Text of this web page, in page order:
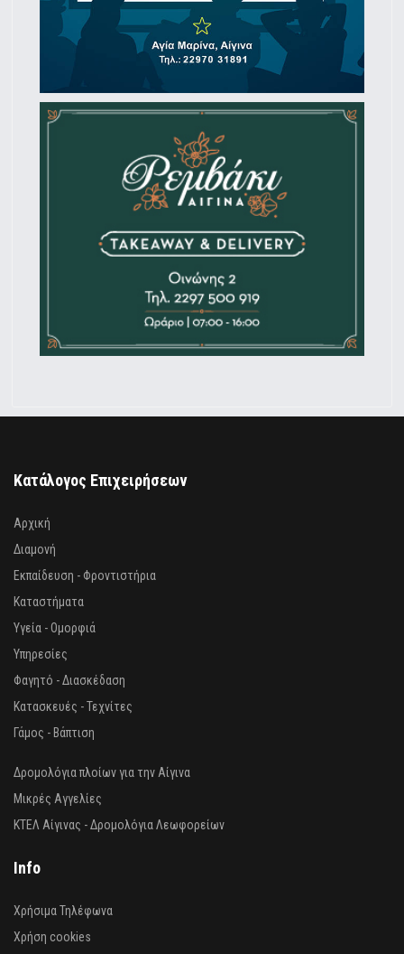
Κατάλογος Επιχειρήσεων
Αρχική
Διαμονή
Εκπαίδευση - Φροντιστήρια
Καταστήματα
Υγεία - Ομορφιά
Υπηρεσίες
Φαγητό - Διασκέδαση
Κατασκευές - Τεχνίτες
Γάμος - Βάπτιση
Δρομολόγια πλοίων για την Αίγινα
Μικρές Αγγελίες
ΚΤΕΛ Αίγινας - Δρομολόγια Λεωφορείων
Info
Χρήσιμα Τηλέφωνα
Χρήση cookies